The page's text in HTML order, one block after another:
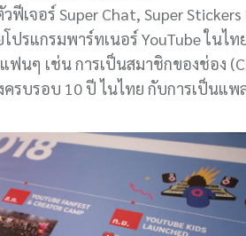
ฟีเจอร์ Super Chat, Super
ปรแกรมพาร์ทเนอร์ YouTube ในไ
นๆ เช่น การเป็นสมาชิกของช่อง
ครบรอบ 10 ปี ไนไทย กับการเป็นแ